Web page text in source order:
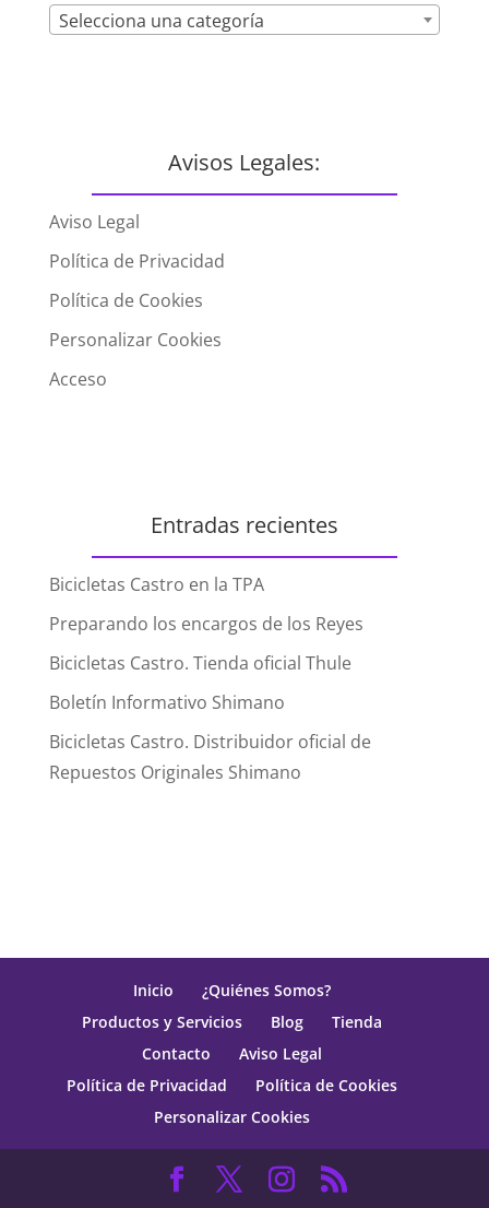
Selecciona una categoría
Avisos Legales:
Aviso Legal
Política de Privacidad
Política de Cookies
Personalizar Cookies
Acceso
Entradas recientes
Bicicletas Castro en la TPA
Preparando los encargos de los Reyes
Bicicletas Castro. Tienda oficial Thule
Boletín Informativo Shimano
Bicicletas Castro. Distribuidor oficial de
Repuestos Originales Shimano
Inicio
¿Quiénes Somos?
Productos y Servicios
Blog
Tienda
Contacto
Aviso Legal
Política de Privacidad
Política de Cookies
Personalizar Cookies